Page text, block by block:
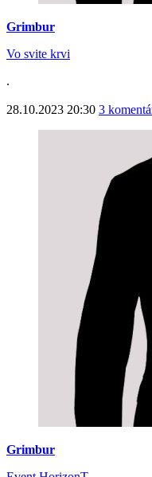
Grimbur
Vo svite krvi
.
28.10.2023 20:30 3
Grimbur